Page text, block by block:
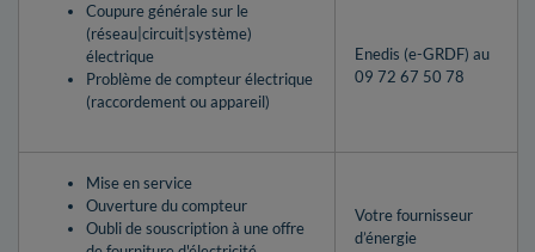
Coupure générale sur le
(réseau|circuit|système)
électrique
Problème de compteur électrique
(raccordement ou appareil)
Enedis (e-GRDF) au
09 72 67 50 78
Mise en service
Ouverture du compteur
Oubli de souscription à une offre
Votre fournisseur
d’énergie